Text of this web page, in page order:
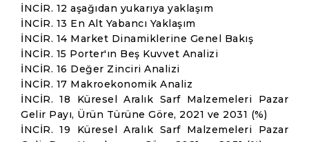
İNCİR. 12 aşağıdan yukarıya yaklaşım
İNCİR. 13 En Alt Yabancı Yaklaşım
İNCİR. 14 Market Dinamiklerine Genel Bakış
İNCİR. 15 Porter'ın Beş Kuvvet Analizi
İNCİR. 16 Değer Zinciri Analizi
İNCİR. 17 Makroekonomik Analiz
İNCİR. 18 Küresel Aralık Sarf Malzemeleri Pazar
Gelir Payı, Ürün Türüne Göre, 2021 ve 2031 (%)
İNCİR. 19 Küresel Aralık Sarf Malzemeleri Pazar